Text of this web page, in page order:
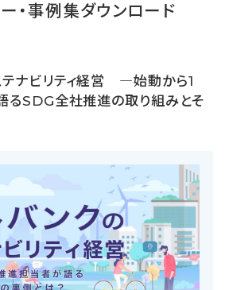
・事例集ダウンロード
テナビリティ経営 ―始動から1
るSDG全社推進の取り組みとそ